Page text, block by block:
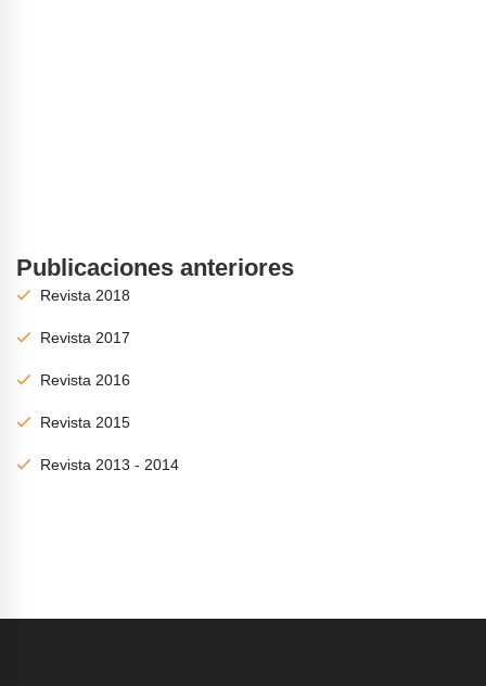
Publicaciones anteriores
Revista 2018
Revista 2017
Revista 2016
Revista 2015
Revista 2013 - 2014